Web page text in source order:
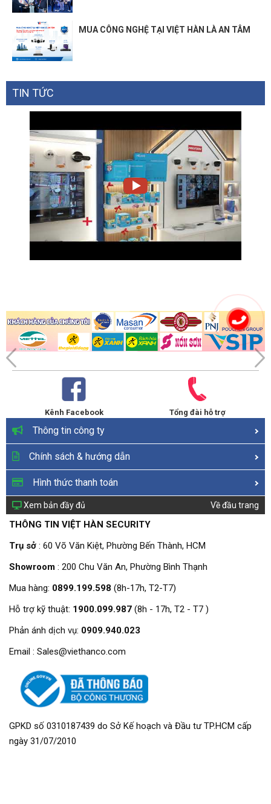
MUA CÔNG NGHỆ TẠI VIỆT HÀN LÀ AN TÂM
TIN TỨC
Kênh Facebook Tổng đài hỗ trợ
Thông tin công ty
Chính sách & hướng dẫn
Hình thức thanh toán
Xem bản đầy đủ Về đầu trang
THÔNG TIN VIỆT HÀN SECURITY
Trụ sở : 60 Võ Văn Kiệt, Phường Bến Thành, HCM
Showroom : 200 Chu Văn An, Phường Bình Thạnh
Mua hàng: 0899.199.598 (8h-17h, T2-T7)
Hỗ trợ kỹ thuật: 1900.099.987 (8h - 17h, T2 - T7 )
Phản ánh dịch vụ: 0909.940.023
Email : Sales@viethanco.com
GPKD số 0310187439 do Sở Kế hoạch và Đầu tư TP.HCM cấp
ngày 31/07/2010